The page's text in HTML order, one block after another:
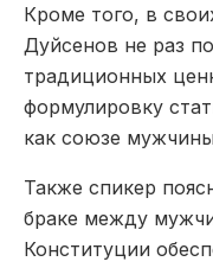
Кроме того, в
Дуйсенов не раз
традиционных
формулировку
как союзе
Также спикер
браке между
Конституции